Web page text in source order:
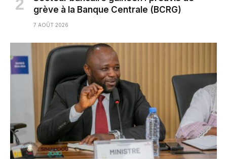
grève à la Banque Centrale (BCRG)
7 AOÛT 2026